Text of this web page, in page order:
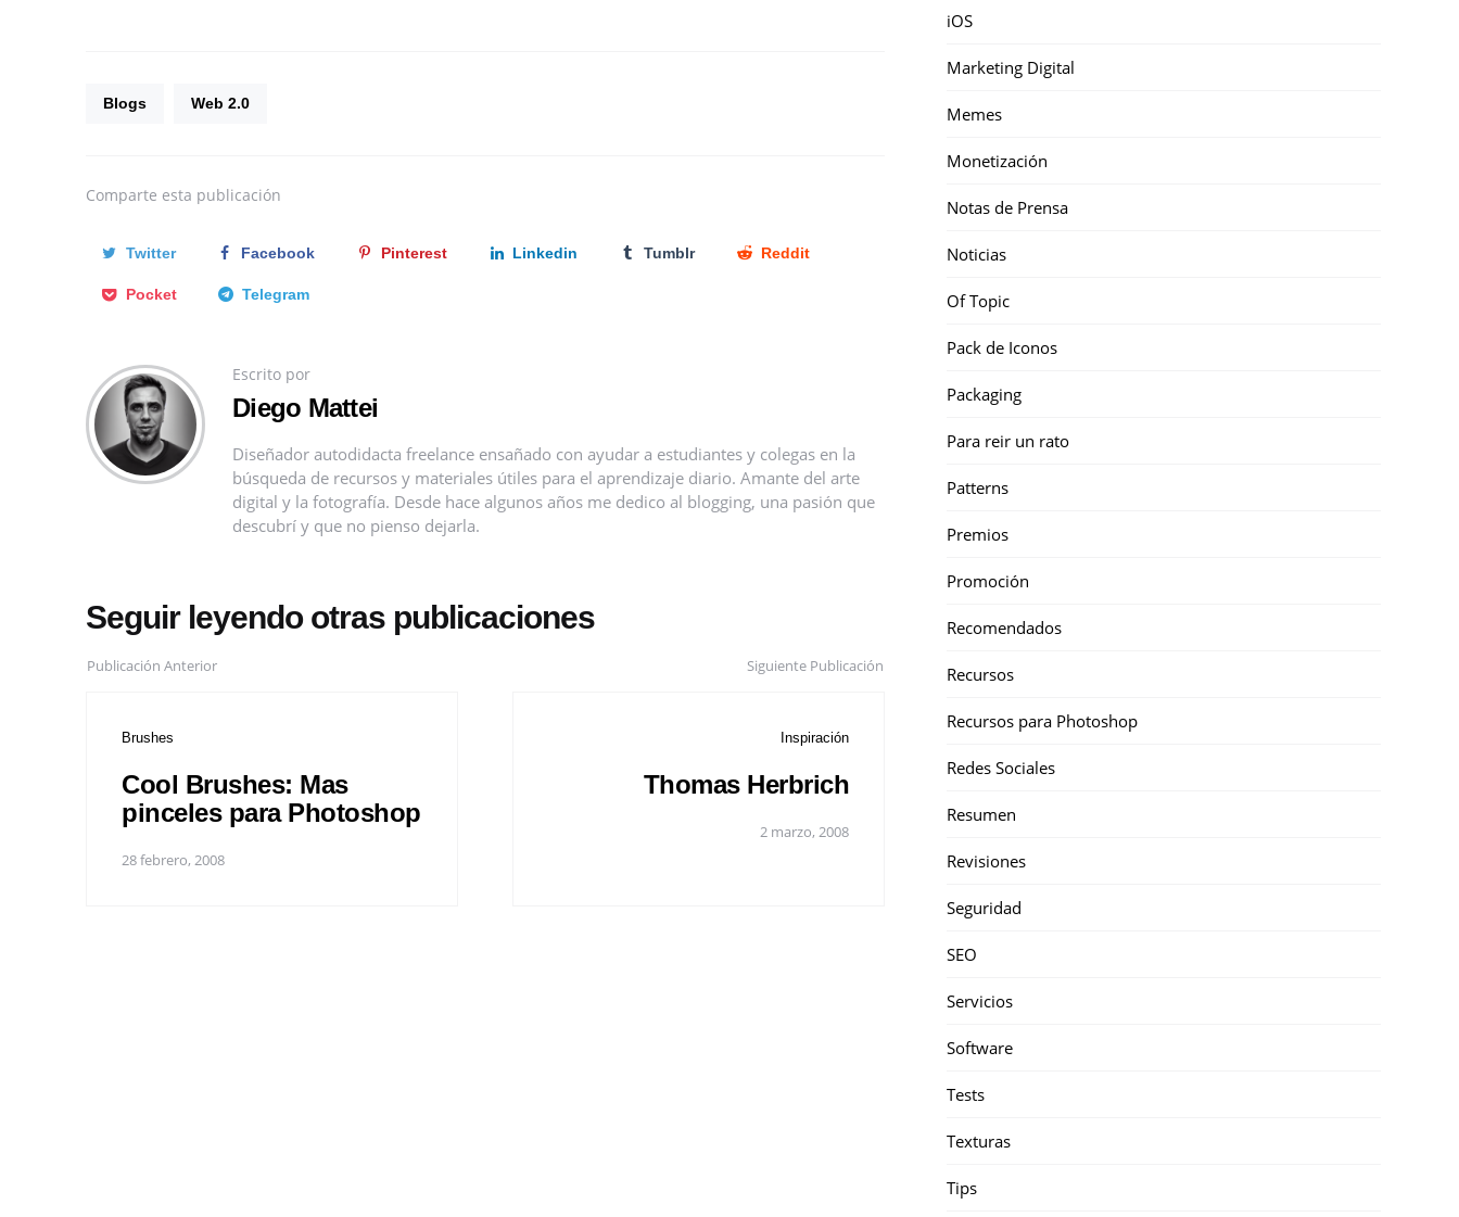
Blogs Web 2.0
Comparte esta publicación
Twitter Facebook Pinterest Linkedin Tumblr Reddit
Pocket Telegram
Escrito por
Diego Mattei
Diseñador autodidacta freelance ensañado con ayudar a estudiantes y colegas en la
búsqueda de recursos y materiales útiles para el aprendizaje diario. Amante del arte
digital y la fotografía. Desde hace algunos años me dedico al blogging, una pasión que
descubrí y que no pienso dejarla.
Seguir leyendo otras publicaciones
Publicación Anterior
Brushes
Cool Brushes: Mas
pinceles para Photoshop
28 febrero, 2008
Siguiente Publicación
Inspiración
Thomas Herbrich
2 marzo, 2008
iOS
Marketing Digital
Memes
Monetización
Notas de Prensa
Noticias
Of Topic
Pack de Iconos
Packaging
Para reir un rato
Patterns
Premios
Promoción
Recomendados
Recursos
Recursos para Photoshop
Redes Sociales
Resumen
Revisiones
Seguridad
SEO
Servicios
Software
Tests
Texturas
Tips